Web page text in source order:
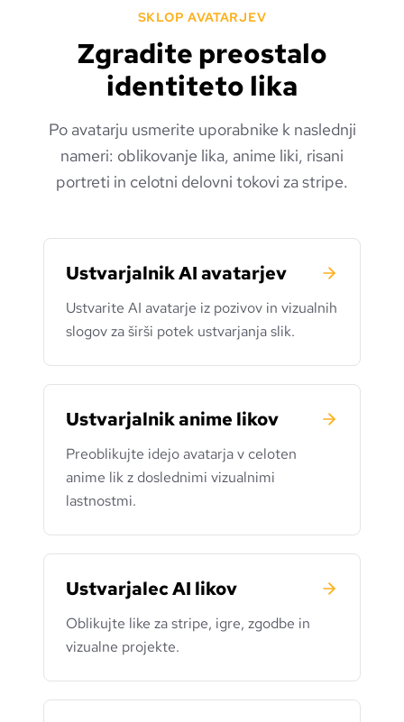
SKLOP AVATARJEV
Zgradite preostalo
identiteto lika
Po avatarju usmerite uporabnike k naslednji
nameri: oblikovanje lika, anime liki, risani
portreti in celotni delovni tokovi za stripe.
Ustvarjalnik AI avatarjev
Ustvarite AI avatarje iz pozivov in vizualnih
slogov za širši potek ustvarjanja slik.
Ustvarjalnik anime likov
Preoblikujte idejo avatarja v celoten
anime lik z doslednimi vizualnimi
lastnostmi.
Ustvarjalec AI likov
Oblikujte like za stripe, igre, zgodbe in
vizualne projekte.